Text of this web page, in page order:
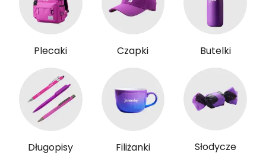
Plecaki Czapki Butelki
Długopisy Filiżanki Słodycze